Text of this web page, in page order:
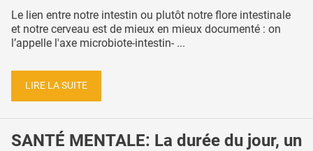
Le lien entre notre intestin ou plutôt notre flore intestinale
et notre cerveau est de mieux en mieux documenté : on
l’appelle l'axe microbiote-intestin- ...
LIRE LA SUITE
SANTÉ MENTALE: La durée du jour, un